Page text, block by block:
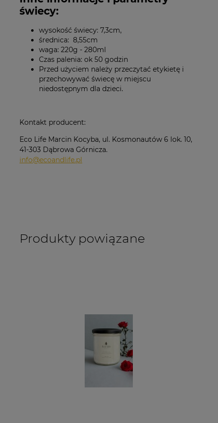
świecy:
wysokość świecy: 7,3cm,
średnica: 8,55cm
waga: 220g - 280ml
Czas palenia: ok 50 godzin
Przed użyciem należy przeczytać etykietę i
przechowywać świecę w miejscu
niedostępnym dla dzieci.
Kontakt producent:
Eco Life Marcin Kocyba, ul. Kosmonautów 6 lok. 10,
41-303 Dąbrowa Górnicza.
info@ecoandlife.pl
Produkty powiązane